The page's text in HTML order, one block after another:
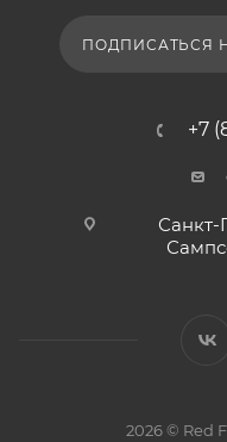
ПОДПИСАТЬСЯ
+7
Санкт-
2026 © Red